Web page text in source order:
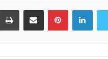
لينكدإن بينتيريستمشاركة عبر البريد